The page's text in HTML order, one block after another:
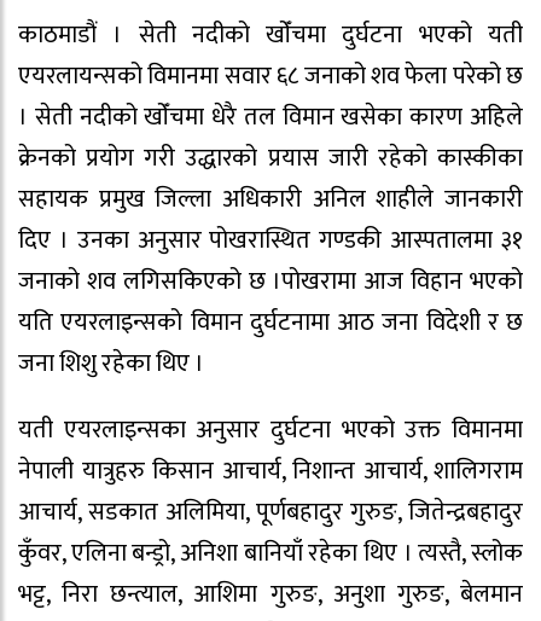
काठमाडौं । सेती नदीको खोँचमा दुर्घटना भएको यती
एयरलायन्सको विमानमा सवार ६८ जनाको शव फेला परेको छ
। सेती नदीको खोँचमा धेरै तल विमान खसेका कारण अहिले
क्रेनको प्रयोग गरी उद्धारको प्रयास जारी रहेको कास्कीका
सहायक प्रमुख जिल्ला अधिकारी अनिल शाहीले जानकारी
दिए । उनका अनुसार पोखरास्थित गण्डकी आस्पतालमा ३१
जनाको शव लगिसकिएको छ ।पोखरामा आज विहान भएको
यति एयरलाइन्सको विमान दुर्घटनामा आठ जना विदेशी र छ
जना शिशु रहेका थिए ।
यती एयरलाइन्सका अनुसार दुर्घटना भएको उक्त विमानमा
नेपाली यात्रुहरु किसान आचार्य, निशान्त आचार्य, शालिगराम
आचार्य, सडकात अलिमिया, पूर्णबहादुर गुरुङ, जितेन्द्रबहादुर
कुँवर, एलिना बन्ड्रो, अनिशा बानियाँ रहेका थिए । त्यस्तै, स्लोक
भट्ट, निरा छन्त्याल, आशिमा गुरुङ, अनुशा गुरुङ, बेलमान